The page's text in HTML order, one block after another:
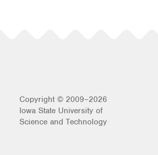
Copyright © 2009–2026
Iowa State University of
Science and Technology